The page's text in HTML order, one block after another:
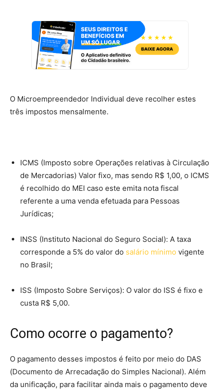
O Microempreendedor Individual deve recolher estes
três impostos mensalmente.
ICMS (Imposto sobre Operações relativas à Circulação
de Mercadorias) Valor fixo, mas sendo R$ 1,00, o ICMS
é recolhido do MEI caso este emita nota fiscal
referente a uma venda efetuada para Pessoas
Jurídicas;
INSS (Instituto Nacional do Seguro Social): A taxa
corresponde a 5% do valor do salário mínimo vigente
no Brasil;
ISS (Imposto Sobre Serviços): O valor do ISS é fixo e
custa R$ 5,00.
Como ocorre o pagamento?
O pagamento desses impostos é feito por meio do DAS
(Documento de Arrecadação do Simples Nacional). Além
da unificação, para facilitar ainda mais o pagamento deve